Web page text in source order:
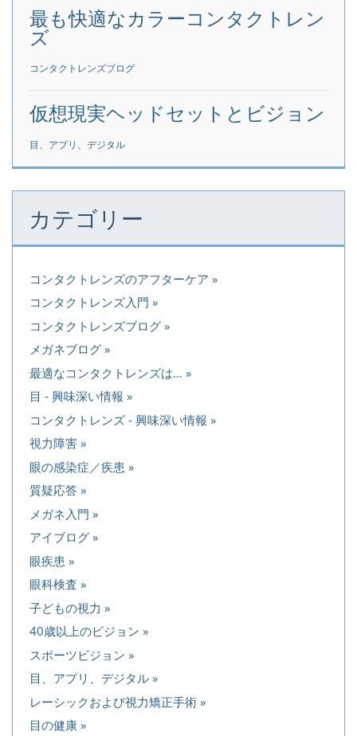
最も快適なカラーコンタクトレン
ズ
コンタクトレンズブログ
仮想現実ヘッドセットとビジョン
目、アプリ、デジタル
カテゴリー
コンタクトレンズのアフターケア
コンタクトレンズ入門
コンタクトレンズブログ
メガネブログ
最適なコンタクトレンズは…
目 - 興味深い情報
コンタクトレンズ - 興味深い情報
視力障害
眼の感染症／疾患
質疑応答
メガネ入門
アイブログ
眼疾患
眼科検査
子どもの視力
40歳以上のビジョン
スポーツビジョン
目、アプリ、デジタル
レーシックおよび視力矯正手術
目の健康